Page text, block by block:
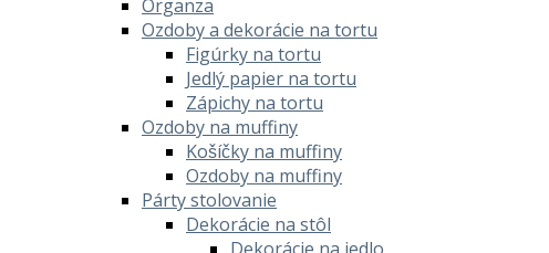
Organza
Ozdoby a dekorácie na tortu
Figúrky na tortu
Jedlý papier na tortu
Zápichy na tortu
Ozdoby na muffiny
Košíčky na muffiny
Ozdoby na muffiny
Párty stolovanie
Dekorácie na stôl